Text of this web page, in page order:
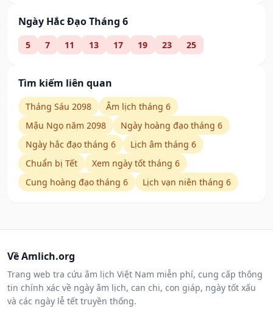
Ngày Hắc Đạo Tháng 6
5 7 11 13 17 19 23 25
Tìm kiếm liên quan
Tháng Sáu 2098
Âm lịch tháng 6
Mậu Ngọ năm 2098
Ngày hoàng đạo tháng 6
Ngày hắc đạo tháng 6
Lịch âm tháng 6
Chuẩn bị Tết
Xem ngày tốt tháng 6
Cung hoàng đạo tháng 6
Lịch vạn niên tháng 6
Về Amlich.org
Trang web tra cứu âm lịch Việt Nam miễn phí, cung cấp thông
tin chính xác về ngày âm lịch, can chi, con giáp, ngày tốt xấu
và các ngày lễ tết truyền thống.